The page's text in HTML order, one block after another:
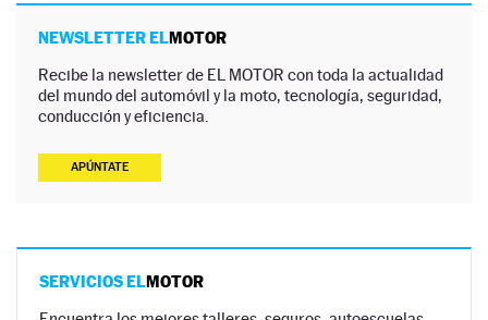
NEWSLETTER ELMOTOR
Recibe la newsletter de EL MOTOR con toda la actualidad
del mundo del automóvil y la moto, tecnología, seguridad,
conducción y eficiencia.
APÚNTATE
SERVICIOS ELMOTOR